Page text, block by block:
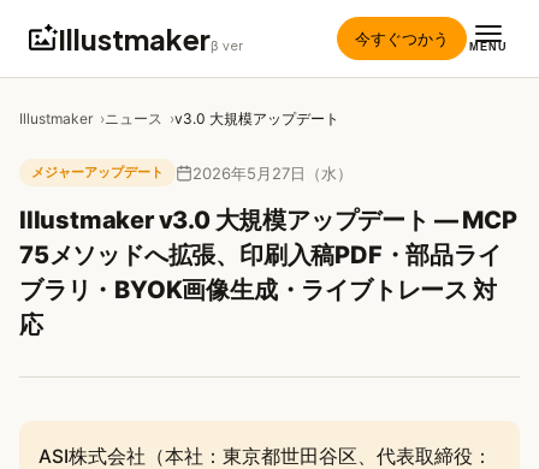
Illustmakerβ ver 今すぐつかう MENU
Illustmaker ニュース v3.0 大規模アップデート
メジャーアップデート 2026年5月27日（水）
Illustmaker v3.0 大規模アップデート — MCP
75メソッドへ拡張、印刷入稿PDF・部品ライ
ブラリ・BYOK画像生成・ライブトレース 対
応
ASI株式会社（本社：東京都世田谷区、代表取締役：